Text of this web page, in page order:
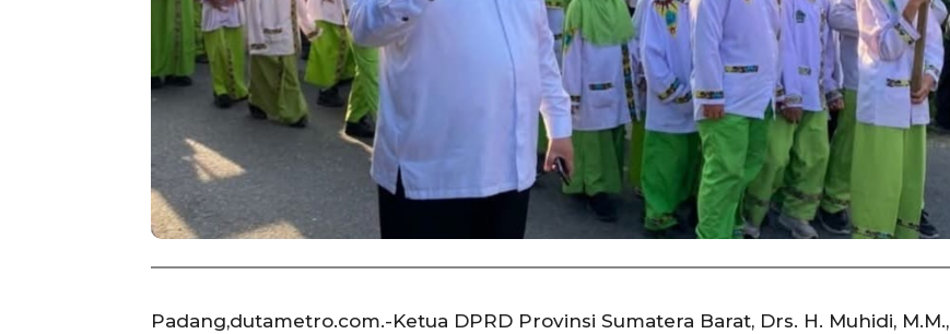
Padang,dutametro.com.-Ketua DPRD Provinsi Sumatera Barat, Drs. H. Muhidi, M.M.,